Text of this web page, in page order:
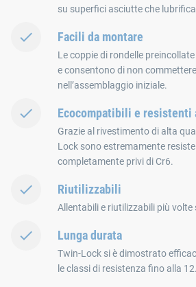
su superfici asciutte che
Facili da montare
Le coppie di rondelle
e consentono di non
nell’assemblaggio iniziale.
Ecocompatibili e resistenti
Grazie al rivestimento di alta
Lock sono estremamente
completamente privi di Cr6.
Riutilizzabili
Allentabili e riutilizzabili più
Lunga durata
Twin-Lock si è dimostrato
le classi di resistenza fino alla